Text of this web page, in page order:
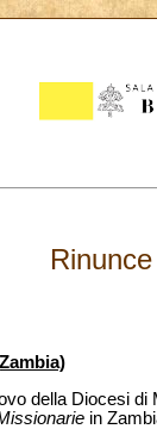
della Diocesi
in